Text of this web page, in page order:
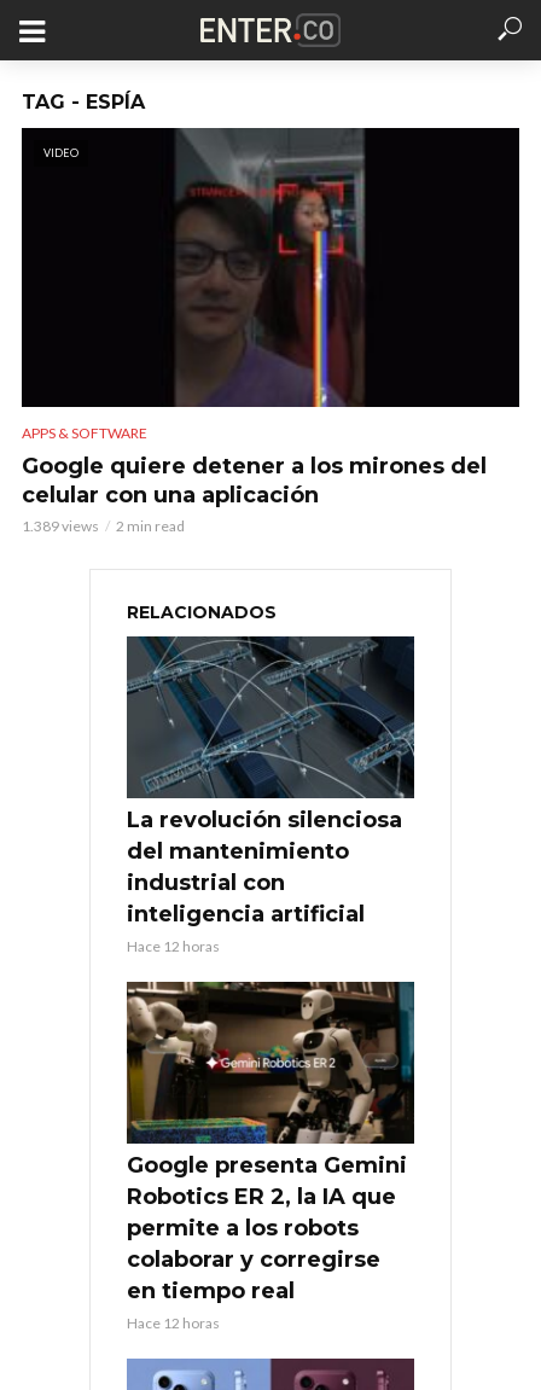
TAG - ESPÍA
VIDEO
APPS & SOFTWARE
Google quiere detener a los mirones del
celular con una aplicación
1.389 views 2 min read
RELACIONADOS
La revolución silenciosa
del mantenimiento
industrial con
inteligencia artificial
Hace 12 horas
Google presenta Gemini
Robotics ER 2, la IA que
permite a los robots
colaborar y corregirse
en tiempo real
Hace 12 horas